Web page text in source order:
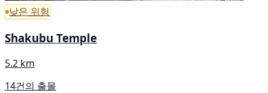
낮은 위험
Shakubu Temple
5.2 km
14건의 출몰